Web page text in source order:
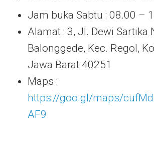
Jam buka Sabtu : 08.00 –
Alamat : 3, Jl. Dewi Sartika
Balonggede, Kec. Regol,
Jawa Barat 40251
Maps :
https://goo.gl/maps/
AF9